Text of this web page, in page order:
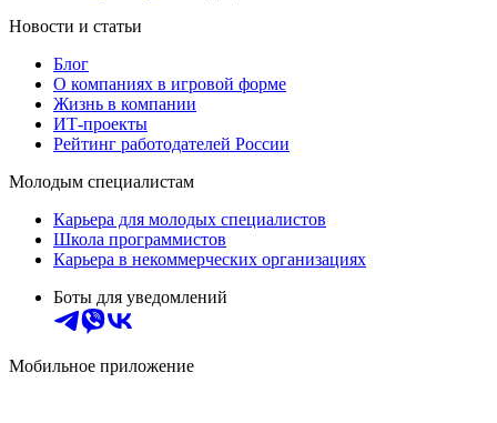
Новости и статьи
Блог
О компаниях в игровой форме
Жизнь в компании
ИТ-проекты
Рейтинг работодателей России
Молодым специалистам
Карьера для молодых специалистов
Школа программистов
Карьера в некоммерческих организациях
Боты для уведомлений
Мобильное приложение